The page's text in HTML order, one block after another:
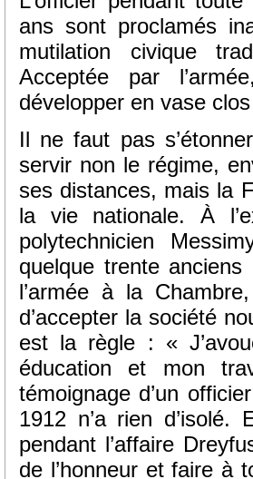
ans sont proclamés
mutilation civique
Acceptée par
développer en vase
Il ne faut pas
servir non le régime,
ses distances, mais la
la vie nationale. À
polytechnicien
quelque trente
l’armée à la
d’accepter la société
est la règle : «
éducation et mon
témoignage d’un
1912 n’a rien
pendant l’affaire
de l’honneur et faire à